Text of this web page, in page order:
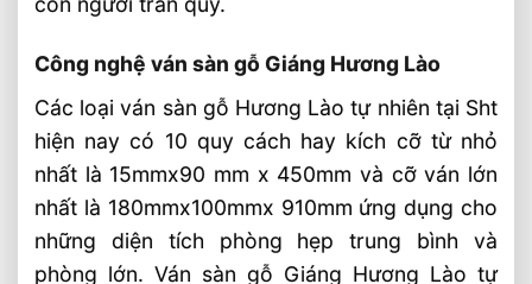
Công nghệ ván sàn gỗ Giáng Hương Lào
Các loại ván sàn gỗ Hương Lào tự nhiên tại Sht
hiện nay có 10 quy cách hay kích cỡ từ nhỏ
nhất là 15mmx90 mm x 450mm và cỡ ván lớn
nhất là 180mmx100mmx 910mm ứng dụng cho
những diện tích phòng hẹp trung bình và
phòng lớn. Ván sàn gỗ Giáng Hương Lào tự